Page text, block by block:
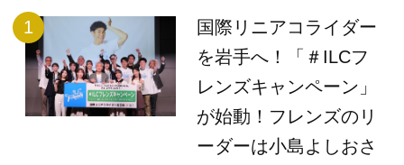
国際リニアコライダー
を岩手へ！「＃ILCフ
レンズキャンペーン」
が始動！フレンズのリ
ーダーは小島よしおさ